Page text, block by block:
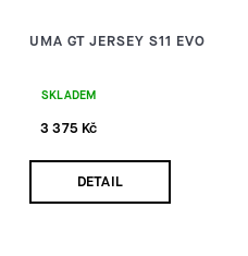
UMA GT JERSEY S11 EVO
SKLADEM
3 375 Kč
DETAIL